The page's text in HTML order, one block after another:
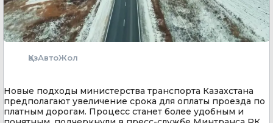
ҚазАвтоЖол
Новые подходы министерства транспорта Казахстана
предполагают увеличение срока для оплаты проезда по
платным дорогам. Процесс станет более удобным и